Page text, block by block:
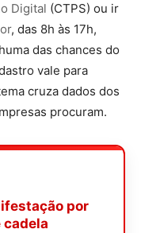
Digital (CTPS) ou ir
, das 8h às 17h,
das chances do
vale para
cruza dados dos
procuram.
por
cadela